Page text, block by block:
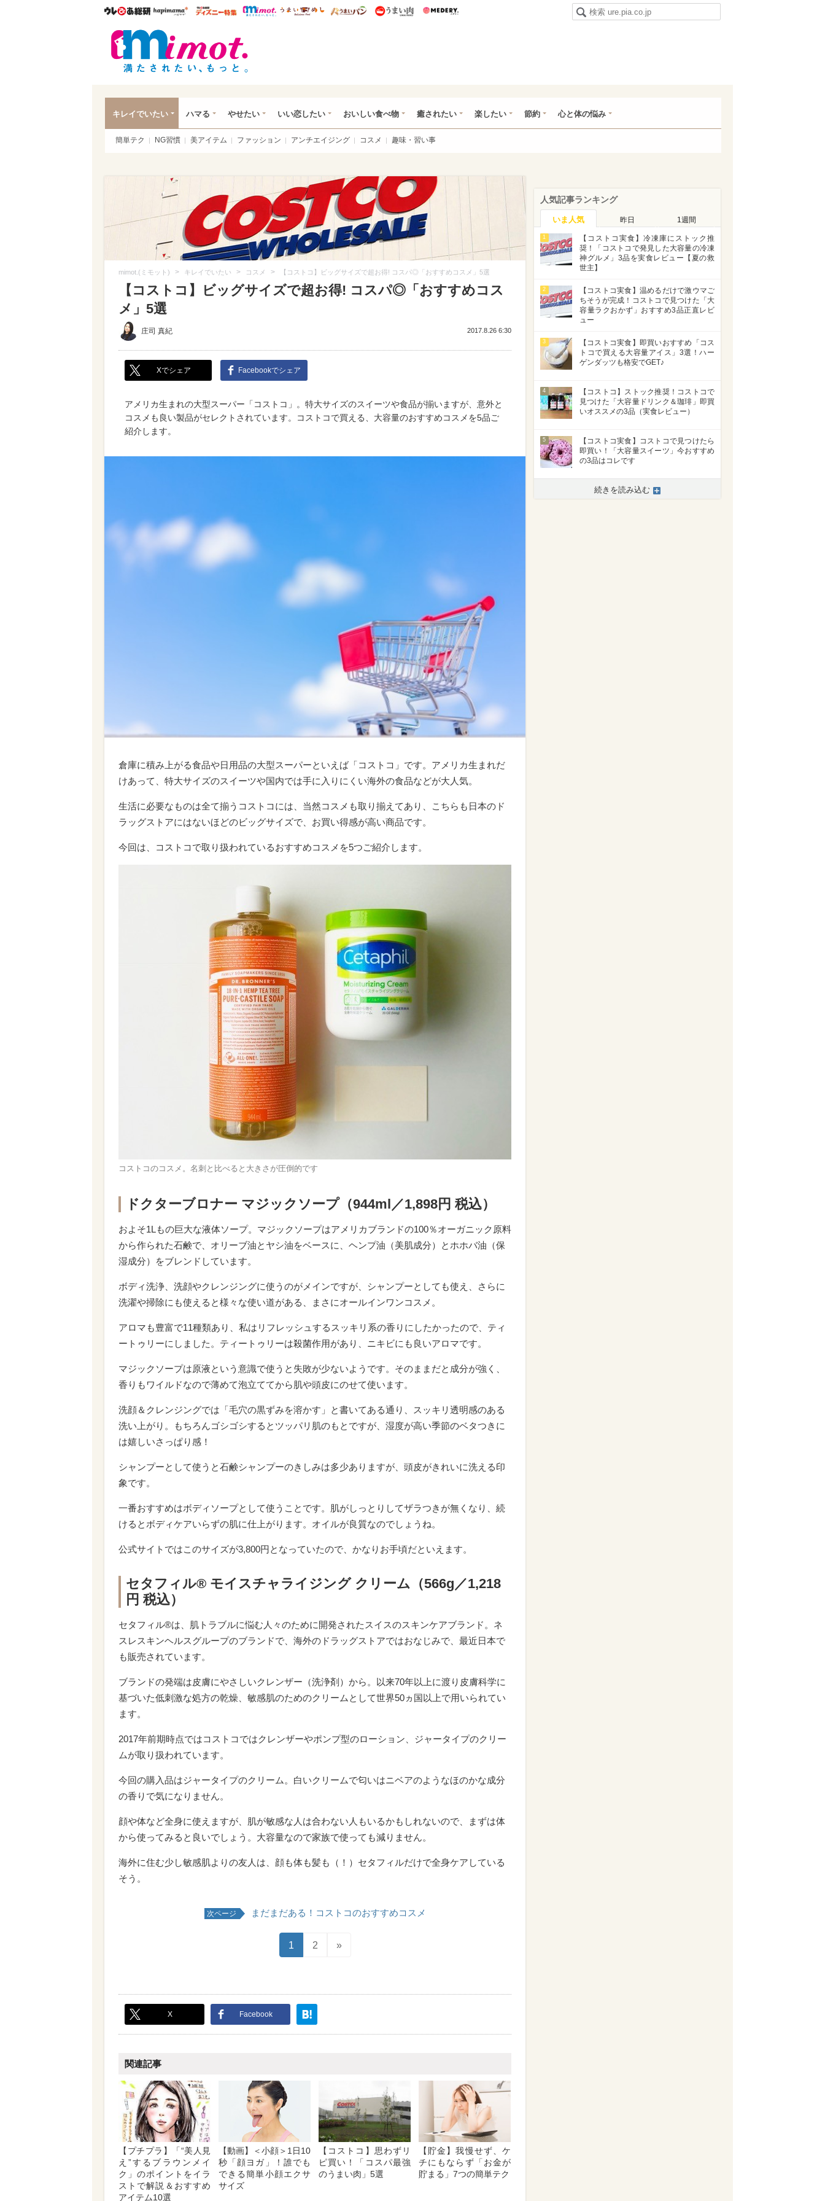
ウレぴあ総研ハピママ* ウレぴあ総研 ディズニー特集
mimot. うまいめし うまいパン うまい肉
キレイでいたい ハマる やせたい いい恋したい おいしい食べ物 癒されたい 楽したい 節約 心と体の悩み
簡単テク NG習慣 美アイテム ファッション アンチエイジング コスメ 趣味・習い事
mimot.(ミモット) > キレイでいたい > コスメ > 【コストコ】ビッグサイズで超お得! コスパ◎「おすすめコスメ」5選
【コストコ】ビッグサイズで超お得! コスパ◎「おすすめコス
メ」5選
庄司 真紀 2017.8.26 6:30
Xでシェア Facebookでシェア
アメリカ生まれの大型スーパー「コストコ」。特大サイズのスイーツや食品が揃いますが、意外と
コスメも良い製品がセレクトされています。コストコで買える、大容量のおすすめコスメを5品ご
紹介します。
倉庫に積み上がる食品や日用品の大型スーパーといえば「コストコ」です。アメリカ生まれだ
けあって、特大サイズのスイーツや国内では手に入りにくい海外の食品などが大人気。
生活に必要なものは全て揃うコストコには、当然コスメも取り揃えてあり、こちらも日本のド
ラッグストアにはないほどのビッグサイズで、お買い得感が高い商品です。
今回は、コストコで取り扱われているおすすめコスメを5つご紹介します。
コストコのコスメ。名刺と比べると大きさが圧倒的です
ドクターブロナー マジックソープ（944ml／1,898円 税込）
およそ1Lもの巨大な液体ソープ。マジックソープはアメリカブランドの100％オーガニック原料
から作られた石鹸で、オリーブ油とヤシ油をベースに、ヘンプ油（美肌成分）とホホバ油（保
湿成分）をブレンドしています。
ボディ洗浄、洗顔やクレンジングに使うのがメインですが、シャンプーとしても使え、さらに
洗濯や掃除にも使えると様々な使い道がある、まさにオールインワンコスメ。
アロマも豊富で11種類あり、私はリフレッシュするスッキリ系の香りにしたかったので、ティ
ートゥリーにしました。ティートゥリーは殺菌作用があり、ニキビにも良いアロマです。
マジックソープは原液という意識で使うと失敗が少ないようです。そのままだと成分が強く、
香りもワイルドなので薄めて泡立ててから肌や頭皮にのせて使います。
洗顔＆クレンジングでは「毛穴の黒ずみを溶かす」と書いてある通り、スッキリ透明感のある
洗い上がり。もちろんゴシゴシするとツッパリ肌のもとですが、湿度が高い季節のベタつきに
は嬉しいさっぱり感！
シャンプーとして使うと石鹸シャンプーのきしみは多少ありますが、頭皮がきれいに洗える印
象です。
一番おすすめはボディソープとして使うことです。肌がしっとりしてザラつきが無くなり、続
けるとボディケアいらずの肌に仕上がります。オイルが良質なのでしょうね。
公式サイトではこのサイズが3,800円となっていたので、かなりお手頃だといえます。
セタフィル® モイスチャライジング クリーム（566g／1,218
円 税込）
セタフィル®は、肌トラブルに悩む人々のために開発されたスイスのスキンケアブランド。ネ
スレスキンヘルスグループのブランドで、海外のドラッグストアではおなじみで、最近日本で
も販売されています。
ブランドの発端は皮膚にやさしいクレンザー（洗浄剤）から。以来70年以上に渡り皮膚科学に
基づいた低刺激な処方の乾燥、敏感肌のためのクリームとして世界50ヵ国以上で用いられてい
ます。
2017年前期時点ではコストコではクレンザーやポンプ型のローション、ジャータイプのクリー
ムが取り扱われています。
今回の購入品はジャータイプのクリーム。白いクリームで匂いはニベアのようなほのかな成分
の香りで気になりません。
顔や体など全身に使えますが、肌が敏感な人は合わない人もいるかもしれないので、まずは体
から使ってみると良いでしょう。大容量なので家族で使っても減りません。
海外に住む少し敏感肌よりの友人は、顔も体も髪も（！）セタフィルだけで全身ケアしている
そう。
次ページ まだまだある！コストコのおすすめコスメ
1 2 »
X Facebook
関連記事
【プチプラ】「“美人見
え”するブラウンメイ
ク」のポイントをイラ
ストで解説＆おすすめ
アイテム10選
【動画】＜小顔＞1日10
秒「顔ヨガ」！誰でも
できる簡単小顔エクサ
サイズ
【コストコ】思わずリ
ピ買い！「コスパ最強
のうまい肉」5選
【貯金】我慢せず、ケ
チにもならず「お金が
貯まる」7つの簡単テク
人気記事ランキング
いま人気 昨日 1週間
1
【コストコ実食】冷凍庫にストック推
奨！「コストコで発見した大容量の冷凍
神グルメ」3品を実食レビュー【夏の救
世主】
2
【コストコ実食】温めるだけで激ウマご
ちそうが完成！コストコで見つけた「大
容量ラクおかず」おすすめ3品正直レビ
ュー
3
【コストコ実食】即買いおすすめ「コス
トコで買える大容量アイス」3選！ハー
ゲンダッツも格安でGET♪
4
【コストコ】ストック推奨！コストコで
見つけた「大容量ドリンク＆珈琲」即買
いオススメの3品（実食レビュー）
5
【コストコ実食】コストコで見つけたら
即買い！「大容量スイーツ」今おすすめ
の3品はコレです
続きを読み込む